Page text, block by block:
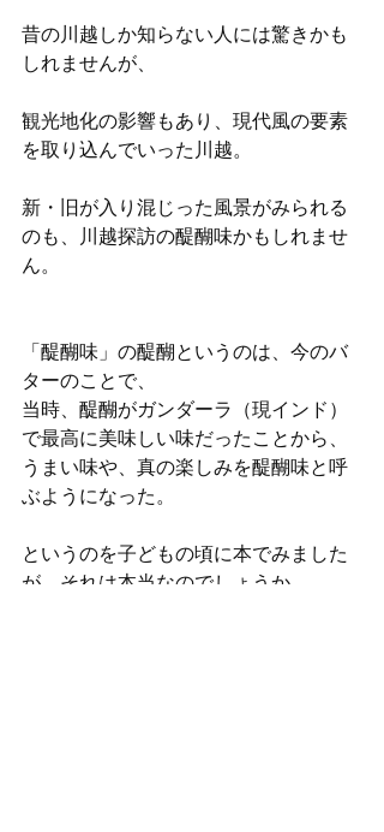
昔の川越しか知らない人には驚きかも
しれませんが、
観光地化の影響もあり、現代風の要素
を取り込んでいった川越。
新・旧が入り混じった風景がみられる
のも、川越探訪の醍醐味かもしれませ
ん。
「醍醐味」の醍醐というのは、今のバ
ターのことで、
当時、醍醐がガンダーラ（現インド）
で最高に美味しい味だったことから、
うまい味や、真の楽しみを醍醐味と呼
ぶようになった。
というのを子どもの頃に本でみました
が、それは本当なのでしょうか。